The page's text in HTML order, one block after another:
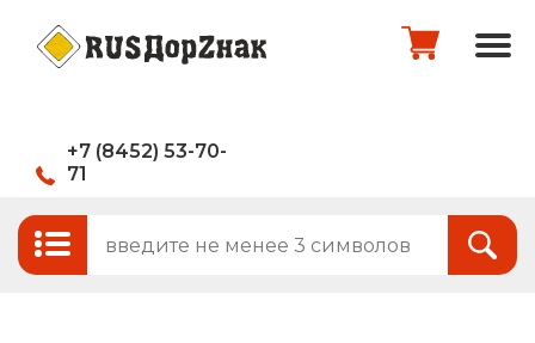
+7 (8452) 53-70-
71
Оформить заказ
Итого:Стандартные и временные дорожные
Знаки на щитах